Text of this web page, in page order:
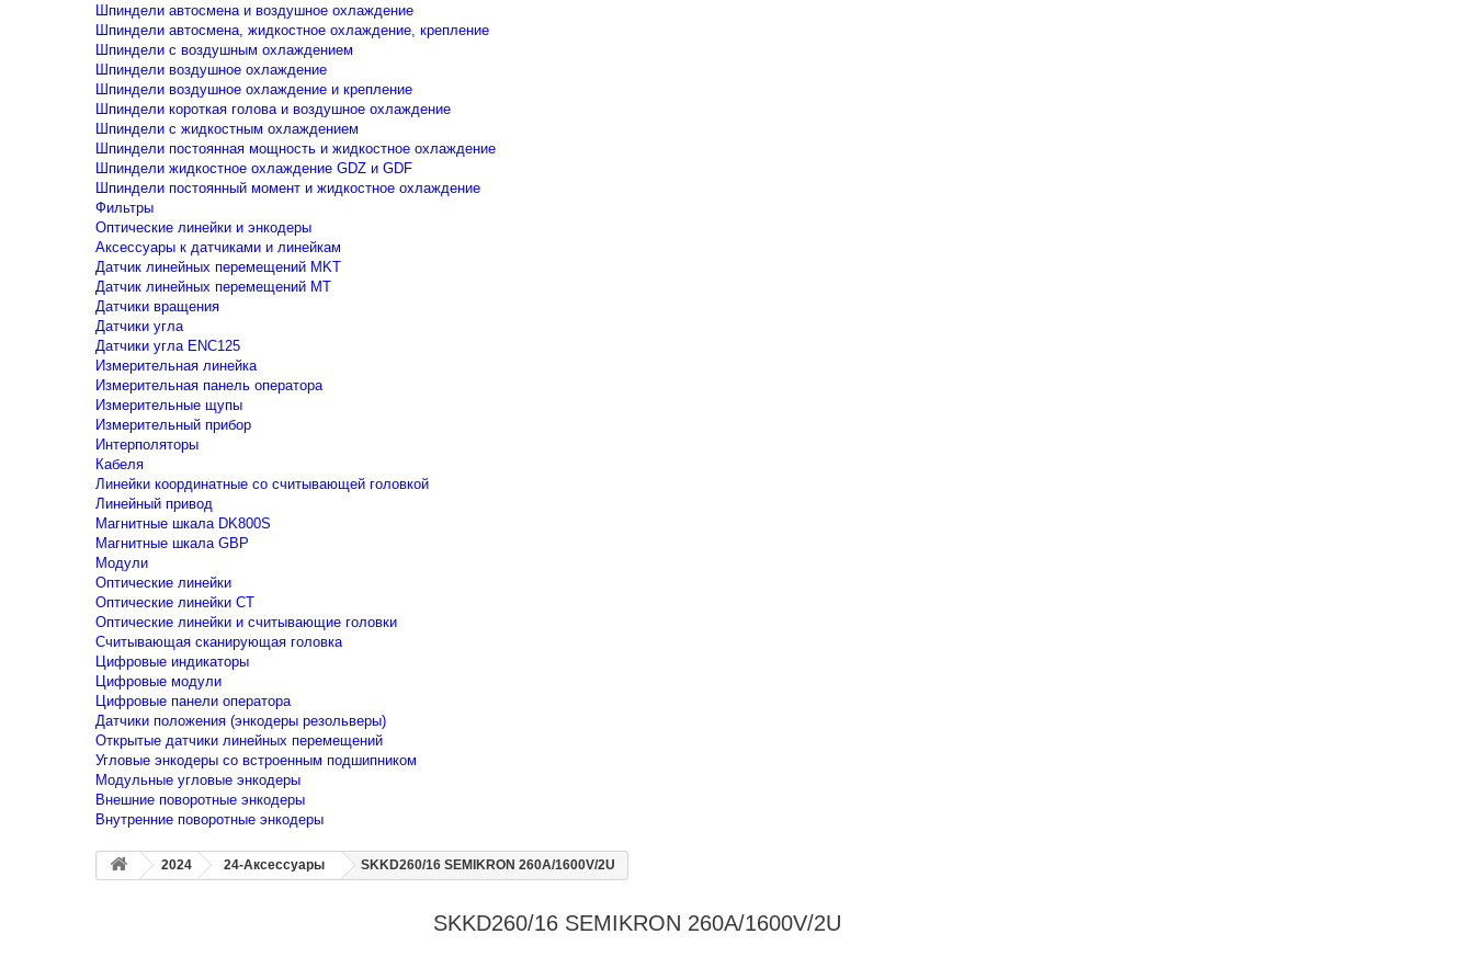
Шпиндели автосмена и воздушное охлаждение
Шпиндели автосмена, жидкостное охлаждение, крепление
Шпиндели с воздушным охлаждением
Шпиндели воздушное охлаждение
Шпиндели воздушное охлаждение и крепление
Шпиндели короткая голова и воздушное охлаждение
Шпиндели с жидкостным охлаждением
Шпиндели постоянная мощность и жидкостное охлаждение
Шпиндели жидкостное охлаждение GDZ и GDF
Шпиндели постоянный момент и жидкостное охлаждение
Фильтры
Оптические линейки и энкодеры
Аксессуары к датчиками и линейкам
Датчик линейных перемещений MKT
Датчик линейных перемещений MT
Датчики вращения
Датчики угла
Датчики угла ENC125
Измерительная линейка
Измерительная панель оператора
Измерительные щупы
Измерительный прибор
Интерполяторы
Кабеля
Линейки координатные со считывающей головкой
Линейный привод
Магнитные шкала DK800S
Магнитные шкала GBP
Модули
Оптические линейки
Оптические линейки CT
Оптические линейки и считывающие головки
Считывающая сканирующая головка
Цифровые индикаторы
Цифровые модули
Цифровые панели оператора
Датчики положения (энкодеры резольверы)
Открытые датчики линейных перемещений
Угловые энкодеры со встроенным подшипником
Модульные угловые энкодеры
Внешние поворотные энкодеры
Внутренние поворотные энкодеры
2024 24-Аксессуары SKKD260/16 SEMIKRON 260A/1600V/2U
SKKD260/16 SEMIKRON 260A/1600V/2U